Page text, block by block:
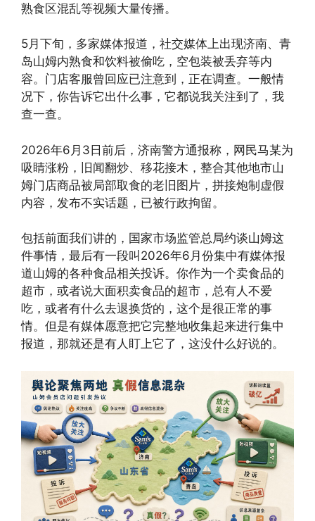
熟食区混乱等视频大量传播。
5月下旬，多家媒体报道，社交媒体上出现济南、青
岛山姆内熟食和饮料被偷吃，空包装被丢弃等内
容。门店客服曾回应已注意到，正在调查。一般情
况下，你告诉它出什么事，它都说我关注到了，我
查一查。
2026年6月3日前后，济南警方通报称，网民马某为
吸睛涨粉，旧闻翻炒、移花接木，整合其他地市山
姆门店商品被局部取食的老旧图片，拼接炮制虚假
内容，发布不实话题，已被行政拘留。
包括前面我们讲的，国家市场监管总局约谈山姆这
件事情，最后有一段叫2026年6月份集中有媒体报
道山姆的各种食品相关投诉。你作为一个卖食品的
超市，或者说大面积卖食品的超市，总有人不爱
吃，或者有什么去退换货的，这个是很正常的事
情。但是有媒体愿意把它完整地收集起来进行集中
报道，那就还是有人盯上它了，这没什么好说的。